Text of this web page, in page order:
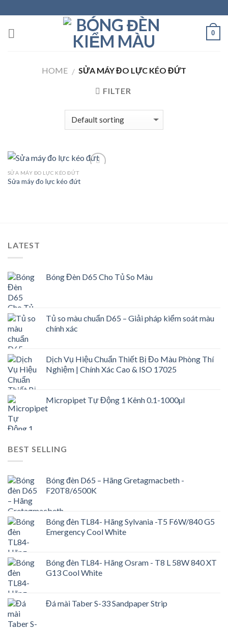
to
content
0
HOME / SỬA MÁY ĐO LỰC KÉO ĐỨT
FILTER
SỬA MÁY ĐO LỰC KÉO ĐỨT
Sửa máy đo lực kéo đứt
LATEST
Bóng Đèn D65 Cho Tủ So Màu
Tủ so màu chuẩn D65 – Giải pháp kiểm soát màu
chính xác
Dịch Vụ Hiệu Chuẩn Thiết Bị Đo Màu Phòng Thí
Nghiệm | Chính Xác Cao & ISO 17025
Micropipet Tự Động 1 Kênh 0.1-1000µl
BEST SELLING
Bóng đèn D65 – Hãng Gretagmacbeth -
F20T8/6500K
Bóng đèn TL84- Hãng Sylvania -T5 F6W/840 G5
Emergency Cool White
Bóng đèn TL84- Hãng Osram - T8 L 58W 840 XT
G13 Cool White
Đá mài Taber S-33 Sandpaper Strip